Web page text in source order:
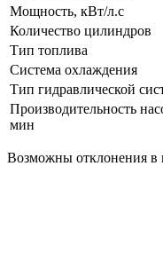
Мощность, кВт/л.с
Количество цилиндров
Тип топлива
Система охлаждения
Тип гидравлической
Производительность
мин
Возможны отклонения в